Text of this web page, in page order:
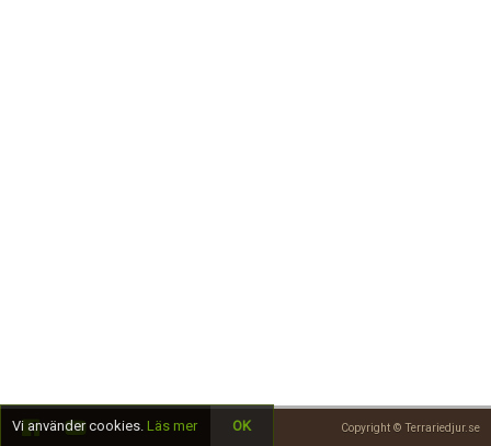
Copyright © Terrariedjur.se
Vi använder cookies. Läs mer OK